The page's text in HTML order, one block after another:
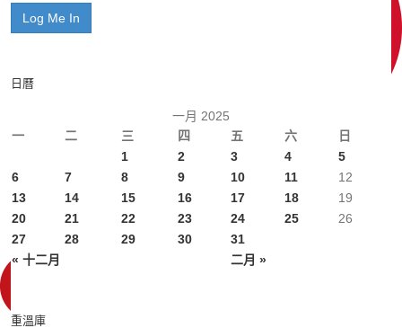
日曆
一月 2025
一
二 三 四 五 六 日
« 十二月 二月 »
1 2 3 4
5
6
7 8 9 10 11
12
13
14 15 16 17 18
19
20
21 22 23 24 25
26
27
28 29 30 31
重溫庫